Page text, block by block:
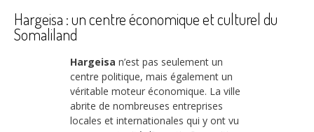
Hargeisa : un centre économique et culturel du
Somaliland
Hargeisa n’est pas seulement un
centre politique, mais également un
véritable moteur économique. La ville
abrite de nombreuses entreprises
locales et internationales qui y ont vu